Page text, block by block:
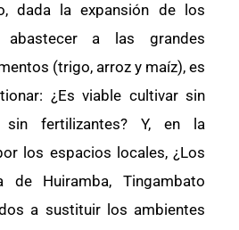
dada la expansión de los
abastecer a las grandes
(trigo, arroz y maíz), es
¿Es viable cultivar sin
sin fertilizantes? Y, en la
los espacios locales, ¿Los
de Huiramba, Tingambato
a sustituir los ambientes